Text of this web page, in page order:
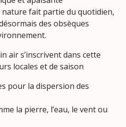
fait partie du quotidien,
des obsèques
air s’inscrivent dans cette
locales et de saison
pour la dispersion des
la pierre, l’eau, le vent ou